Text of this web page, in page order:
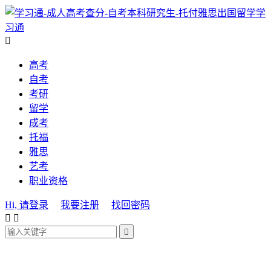
学
习通

高考
自考
考研
留学
成考
托福
雅思
艺考
职业资格
Hi, 请登录 我要注册
找回密码
 
